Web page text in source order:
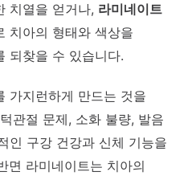
치열을 얻거나, 라미네이트
치아의 형태와 색상을
되찾을 수 있습니다.
가지런하게 만드는 것을
관절 문제, 소화 불량, 발음
인 구강 건강과 신체 기능을
면 라미네이트는 치아의